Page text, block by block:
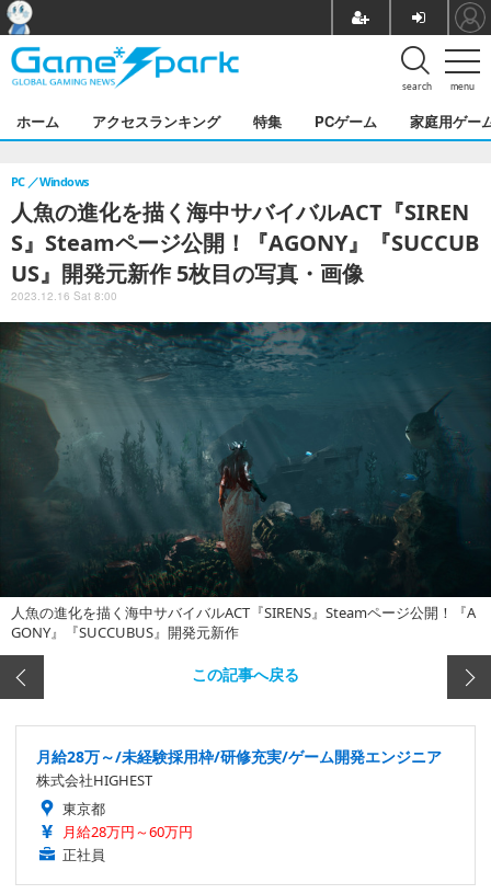
menu
search
ホーム アクセスランキング 特集 PCゲーム 家庭用ゲー
人魚の進化を描く海中サバイバルACT『SIREN
S』Steamページ公開！『AGONY』『SUCCUB
US』開発元新作 5枚目の写真・画像
PC Windows
2023.12.16 Sat 8:00
人魚の進化を描く海中サバイバルACT『SIRENS』Steamページ公開！『A
GONY』『SUCCUBUS』開発元新作
この記事へ戻る
月給28万～/未経験採用枠/研修充実/ゲーム開発エンジニア
株式会社HIGHEST
東京都
月給28万円～60万円
正社員